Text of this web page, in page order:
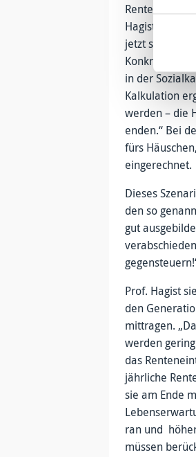
Hagist.
jetzt schon
Konkret
in der
Kalkulation
werden – die
enden.“ Bei
fürs
eingerechnet.
Dieses
den so
gut
Prof. Hagist
den
mittragen.
werden
das
jährliche
sie am Ende
ran und
müssen